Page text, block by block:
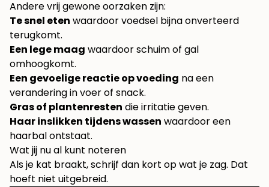
Andere vrij gewone oorzaken zijn:
Te snel eten waardoor voedsel bijna onverteerd
terugkomt.
Een lege maag waardoor schuim of gal
omhoogkomt.
Een gevoelige reactie op voeding na een
verandering in voer of snack.
Gras of plantenresten die irritatie geven.
Haar inslikken tijdens wassen waardoor een
haarbal ontstaat.
Wat jij nu al kunt noteren
Als je kat braakt, schrijf dan kort op wat je zag. Dat
hoeft niet uitgebreid.